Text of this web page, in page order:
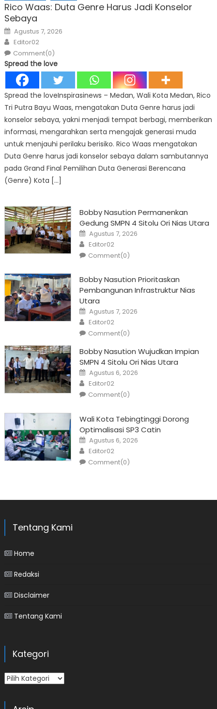
Rico Waas: Duta Genre Harus Jadi Konselor
Sebaya
Posted
on
Agustus 7, 2026
Author
Editor02
Comment(0)
Spread the love
Spread the loveInspirasinews – Medan, Wali Kota Medan, Rico
Tri Putra Bayu Waas, mengatakan Duta Genre harus jadi
konselor sebaya, yakni menjadi tempat berbagi, memberikan
informasi, mengarahkan serta mengajak generasi muda
untuk menjauhi perilaku berisiko. Rico Waas mengatakan
Duta Genre harus jadi konselor sebaya dalam sambutannya
pada Grand Final Pemilihan Duta Generasi Berencana
(Genre) Kota […]
Bobby Nasution Permanenkan
Gedung SMPN 4 Sitolu Ori Nias Utara
Posted
on
Agustus 7, 2026
Author
Editor02
Comment(0)
Bobby Nasution Prioritaskan
Pembangunan Infrastruktur Nias
Utara
Posted
on
Agustus 7, 2026
Author
Editor02
Comment(0)
Bobby Nasution Wujudkan Impian
SMPN 4 Sitolu Ori Nias Utara
Posted
on
Agustus 6, 2026
Author
Editor02
Comment(0)
Wali Kota Tebingtinggi Dorong
Optimalisasi SP3 Catin
Posted
on
Agustus 6, 2026
Author
Editor02
Comment(0)
Tentang Kami
Home
Redaksi
Disclaimer
Tentang Kami
Kategori
Kategori